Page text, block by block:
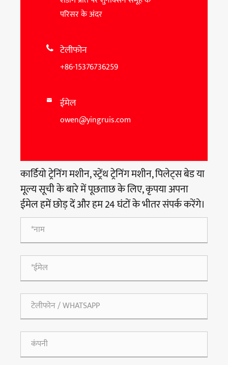
परिसर के अंदर
 टेलीफोन
+86-15376736259
 ईमेल
owen@yingruis.com
कार्डियो ट्रेनिंग मशीन, स्ट्रेंथ ट्रेनिंग मशीन, पिलेट्स बेड या
मूल्य सूची के बारे में पूछताछ के लिए, कृपया अपना
ईमेल हमें छोड़ दें और हम 24 घंटों के भीतर संपर्क करेंगे।